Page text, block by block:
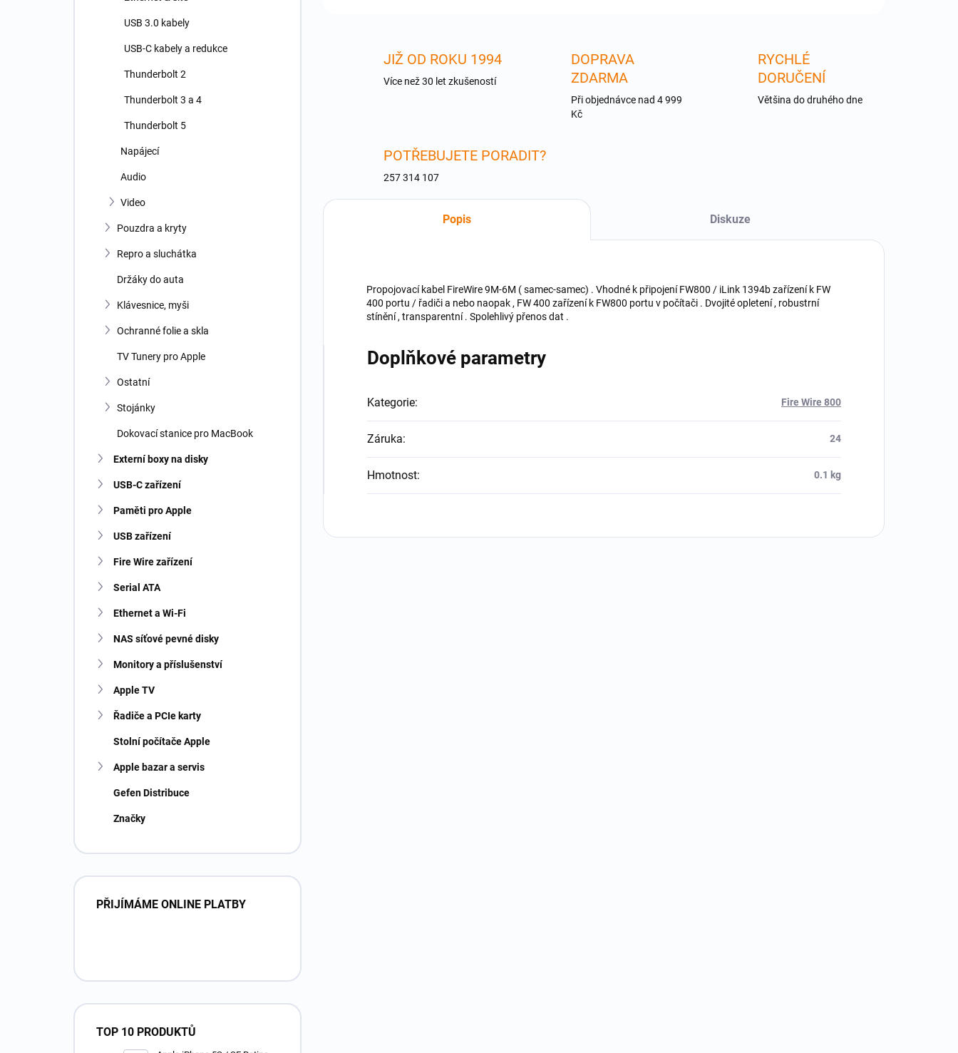
USB 3.0 kabely
USB-C kabely a redukce
Thunderbolt 2
Thunderbolt 3 a 4
Thunderbolt 5
Napájecí
Audio
Video
Pouzdra a kryty
Repro a sluchátka
Držáky do auta
Klávesnice, myši
Ochranné folie a skla
TV Tunery pro Apple
Ostatní
Stojánky
Dokovací stanice pro MacBook
Externí boxy na disky
USB-C zařízení
Paměti pro Apple
USB zařízení
Fire Wire zařízení
Serial ATA
Ethernet a Wi-Fi
NAS síťové pevné disky
Monitory a příslušenství
Apple TV
Řadiče a PCIe karty
Stolní počítače Apple
Apple bazar a servis
Gefen Distribuce
Značky
PŘIJÍMÁME ONLINE PLATBY
TOP 10 PRODUKTŮ
JIŽ OD ROKU 1994
Více než 30 let zkušeností
DOPRAVA
ZDARMA
Při objednávce nad 4 999
Kč
RYCHLÉ
DORUČENÍ
Většina do druhého dne
POTŘEBUJETE PORADIT?
257 314 107
Popis Diskuze
Propojovací kabel FireWire 9M-6M ( samec-samec) . Vhodné k připojení FW800 / iLink 1394b zařízení k FW
400 portu / řadiči a nebo naopak , FW 400 zařízení k FW800 portu v počítači . Dvojité opletení , robustrní
stínění , transparentní . Spolehlivý přenos dat .
Doplňkové parametry
Kategorie: Fire Wire 800
Záruka: 24
Hmotnost: 0.1 kg